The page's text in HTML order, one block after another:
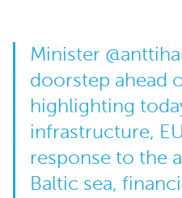
Minister
doorstep ahead
highlighting
infrastructure,
response to the
Baltic sea,